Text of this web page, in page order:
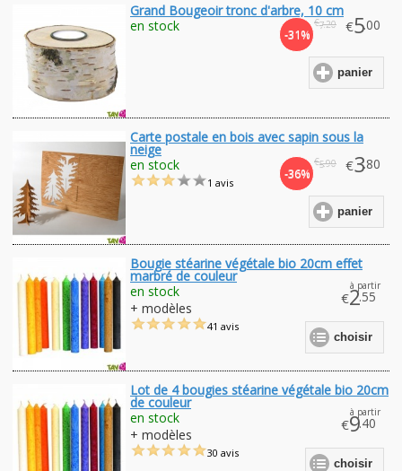
Grand Bougeoir tronc d'arbre, 10 cm
-31%
€7.20 €5.00
en stock
panier
Carte postale en bois avec sapin sous la
neige
-36%
€5.90 €3.80
en stock
panier
1 avis
Bougie stéarine végétale bio 20cm effet
marbré de couleur
à partir
€2.55
en stock
+ modèles
choisir
41 avis
Lot de 4 bougies stéarine végétale bio 20cm
de couleur
à partir
€9.40
en stock
+ modèles
choisir
30 avis